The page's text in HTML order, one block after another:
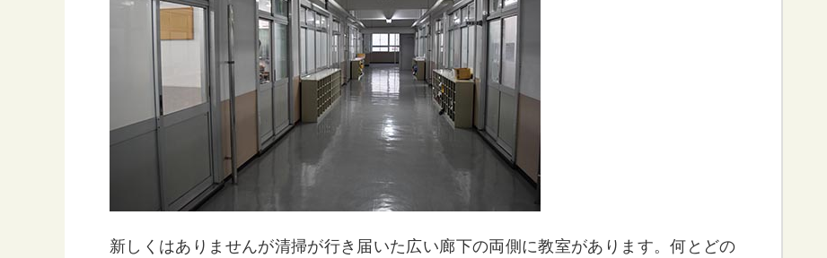
新しくはありませんが清掃が行き届いた広い廊下の両側に教室があります。何とどの